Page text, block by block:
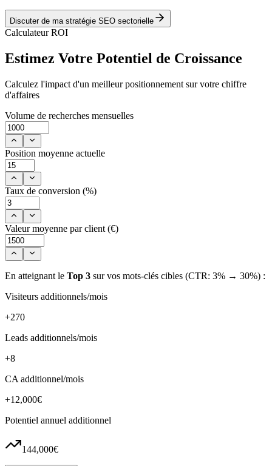
Discuter de ma stratégie SEO sectorielle
Calculateur ROI
Estimez Votre Potentiel de Croissance
Calculez l'impact d'un meilleur positionnement sur votre chiffre
d'affaires
Volume de recherches mensuelles
Position moyenne actuelle
Taux de conversion (%)
Valeur moyenne par client (€)
En atteignant le Top 3 sur vos mots-clés cibles (CTR: 3% → 30%) :
Visiteurs additionnels/mois
+270
Leads additionnels/mois
+8
CA additionnel/mois
+12,000€
Potentiel annuel additionnel
144,000€